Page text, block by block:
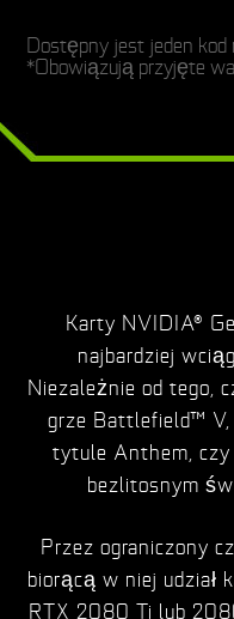
Dostępny jest jeden kod
*Obowiązują przyjęte
Karty NVIDIA®
najbardziej
Niezależnie od tego,
grze Battlefield™
tytule Anthem,
bezlitosnym
Przez ograniczony
biorącą w niej udział
RTX 2080 Ti lub